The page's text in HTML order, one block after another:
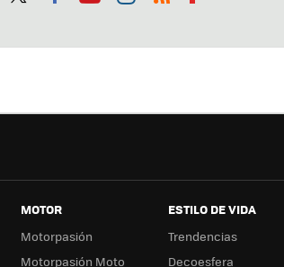
ter
ebo tub agr
boa
MOTOR
Motorpasión
Motorpasión Moto
ESTILO DE VIDA
Trendencias
Decoesfera